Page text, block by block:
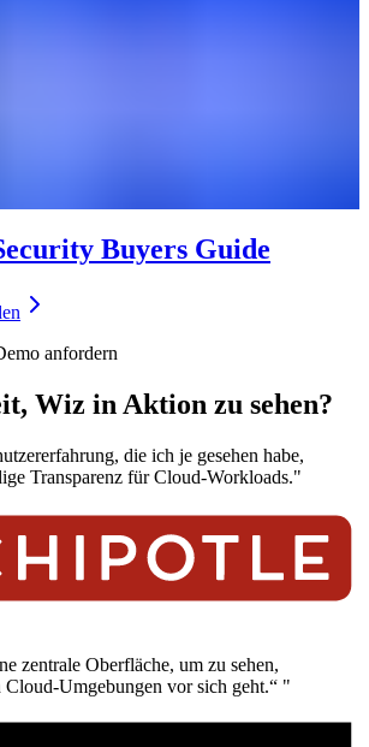
Buyers Guide
anfordern
Wiz in Aktion zu sehen?
die ich je gesehen habe,
Transparenz für Cloud-Workloads."
zentrale Oberfläche, um zu sehen,
Cloud-Umgebungen vor sich geht.“ "